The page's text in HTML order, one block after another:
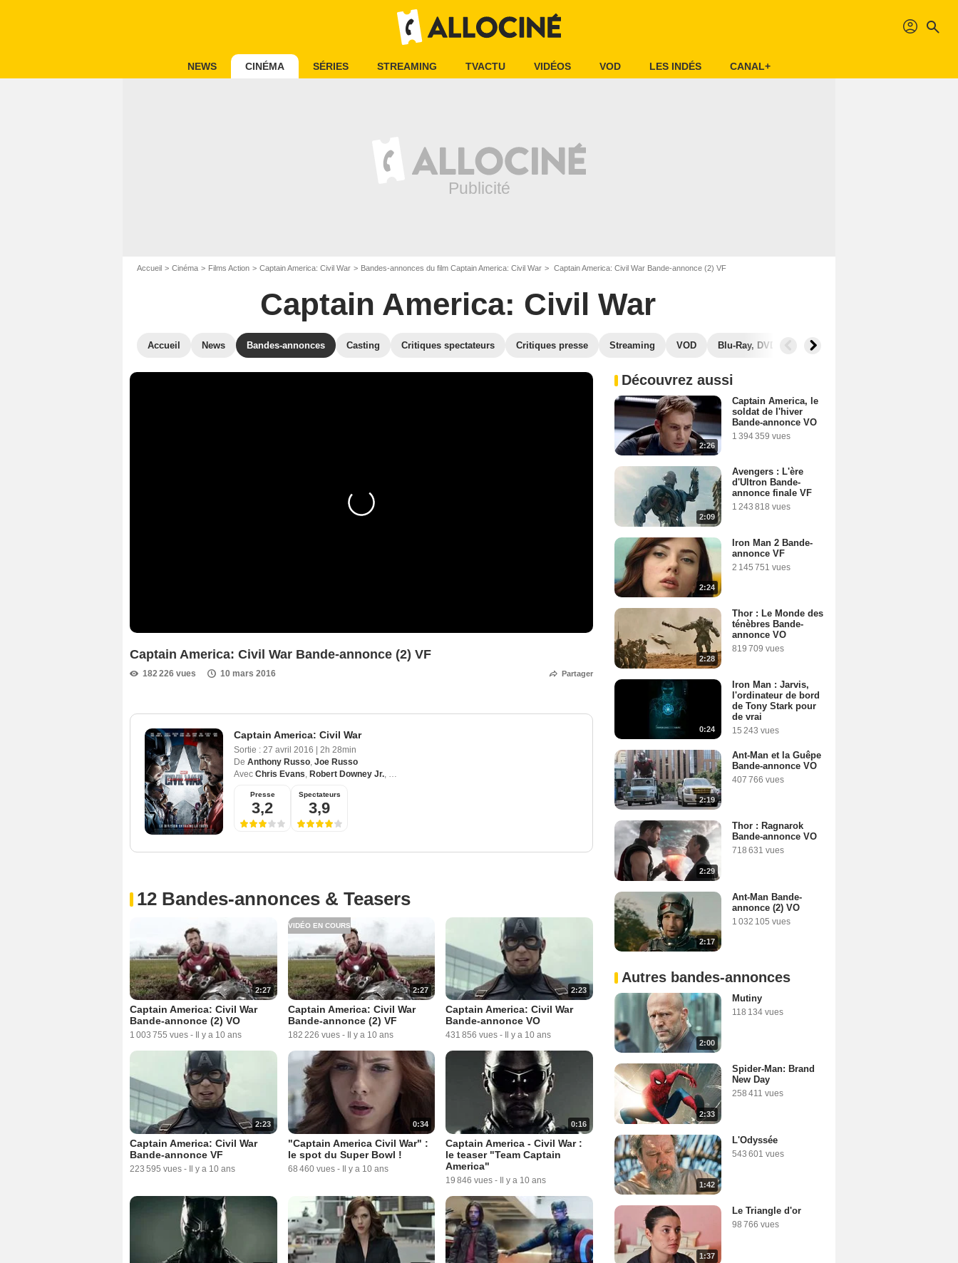
profil search
NEWS CINÉMA SÉRIES STREAMING TVACTU VIDÉOS VOD LES INDÉS CANAL+
Accueil Cinéma Films Action Captain America: Civil War Bandes-annonces du film Captain America: Civil War Captain America: Civil War Bande-annonce (2) VF
Captain America: Civil War
Accueil News Bandes-annonces Casting Critiques spectateurs Critiques presse Streaming VOD Blu-Ray, DVD Photos
Captain America: Civil War Bande-annonce (2) VF
182 226 vues 10 mars 2016 Partager
Captain America: Civil War
Sortie : 27 avril 2016
2h 28min
De Anthony Russo, Joe Russo
Avec Chris Evans, Robert Downey Jr., Scarlett Johansson
Presse
3,2
Spectateurs
3,9
12 Bandes-annonces & Teasers
2:27
Captain America: Civil War
Bande-annonce (2) VO
1 003 755 vues - Il y a 10 ans
2:27
VIDÉO EN COURS
Captain America: Civil War
Bande-annonce (2) VF
182 226 vues - Il y a 10 ans
2:23
Captain America: Civil War
Bande-annonce VO
431 856 vues - Il y a 10 ans
2:23
Captain America: Civil War
Bande-annonce VF
223 595 vues - Il y a 10 ans
0:34
"Captain America Civil War" :
le spot du Super Bowl !
68 460 vues - Il y a 10 ans
0:16
Captain America - Civil War :
le teaser "Team Captain
America"
19 846 vues - Il y a 10 ans
Découvrez aussi
2:26
Captain America, le
soldat de l'hiver
Bande-annonce VO
1 394 359 vues
2:09
Avengers : L'ère
d'Ultron Bande-
annonce finale VF
1 243 818 vues
2:24
Iron Man 2 Bande-
annonce VF
2 145 751 vues
2:28
Thor : Le Monde des
ténèbres Bande-
annonce VO
819 709 vues
0:24
Iron Man : Jarvis,
l'ordinateur de bord
de Tony Stark pour
de vrai
15 243 vues
2:19
Ant-Man et la Guêpe
Bande-annonce VO
407 766 vues
2:29
Thor : Ragnarok
Bande-annonce VO
718 631 vues
2:17
Ant-Man Bande-
annonce (2) VO
1 032 105 vues
Autres bandes-annonces
2:00
Mutiny
118 134 vues
2:33
Spider-Man: Brand
New Day
258 411 vues
1:42
L'Odyssée
543 601 vues
1:37
Le Triangle d'or
98 766 vues